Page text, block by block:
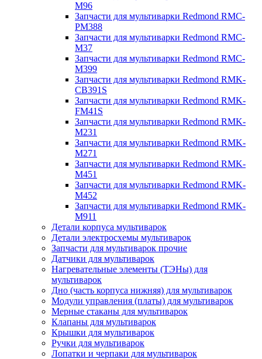
M96
Запчасти для мультиварки Redmond RMC-
PM388
Запчасти для мультиварки Redmond RMC-
M37
Запчасти для мультиварки Redmond RMC-
M399
Запчасти для мультиварки Redmond RMK-
CB391S
Запчасти для мультиварки Redmond RMK-
FM41S
Запчасти для мультиварки Redmond RMK-
M231
Запчасти для мультиварки Redmond RMK-
M271
Запчасти для мультиварки Redmond RMK-
M451
Запчасти для мультиварки Redmond RMK-
M452
Запчасти для мультиварки Redmond RMK-
M911
Детали корпуса мультиварок
Детали электросхемы мультиварок
Запчасти для мультиварок прочие
Датчики для мультиварок
Нагревательные элементы (ТЭНы) для
мультиварок
Дно (часть корпуса нижняя) для мультиварок
Модули управления (платы) для мультиварок
Мерные стаканы для мультиварок
Клапаны для мультиварок
Крышки для мультиварок
Ручки для мультиварок
Лопатки и черпаки для мультиварок